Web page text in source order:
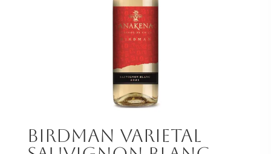
Birdman Varietal